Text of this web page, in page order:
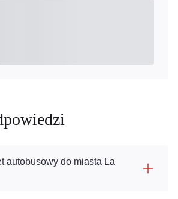
autobusowy do miasta La